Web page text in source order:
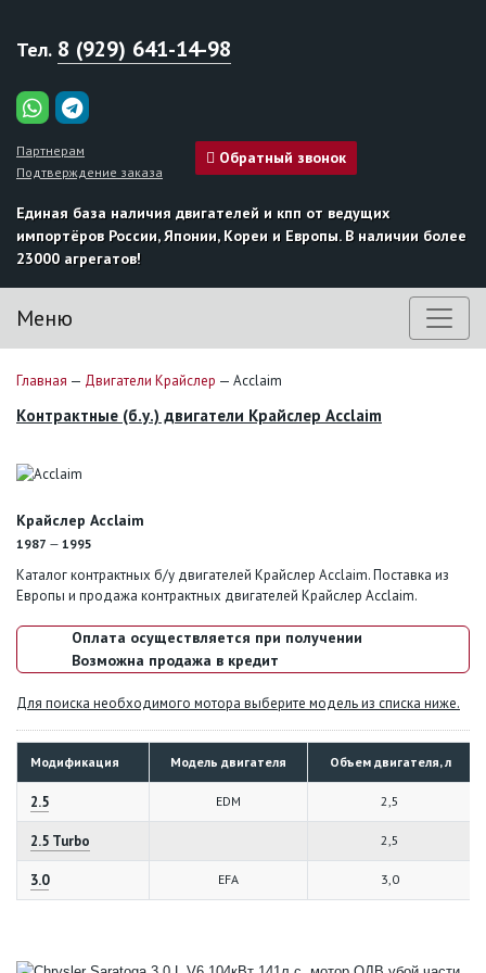
Тел. 8 (929) 641-14-98
Партнерам
Подтверждение заказа
Обратный звонок
Единая база наличия двигателей и кпп от ведущих
импортёров России, Японии, Кореи и Европы. В наличии более
23000 агрегатов!
Меню
Главная — Двигатели Крайслер — Acclaim
Контрактные (б.у.) двигатели Крайслер Acclaim
Крайслер Acclaim
1987 — 1995
Каталог контрактных б/у двигателей Крайслер Acclaim. Поставка из
Европы и продажа контрактных двигателей Крайслер Acclaim.
Оплата осуществляется при получении
Возможна продажа в кредит
Для поиска необходимого мотора выберите модель из списка ниже.
Модификация Модель двигателя Объем двигателя, л
2.5 EDM 2,5
2.5 Turbo 2,5
3.0 EFA 3,0